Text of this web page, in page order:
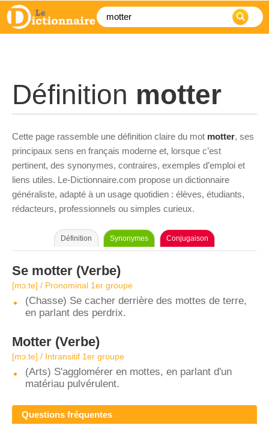
Définition motter
Cette page rassemble une définition claire du mot motter, ses
principaux sens en français moderne et, lorsque c’est
pertinent, des synonymes, contraires, exemples d’emploi et
liens utiles. Le-Dictionnaire.com propose un dictionnaire
généraliste, adapté à un usage quotidien : élèves, étudiants,
rédacteurs, professionnels ou simples curieux.
Définition Synonymes Conjugaison
Se motter (Verbe)
[mɔ.te] / Pronominal 1er groupe
(Chasse) Se cacher derrière des mottes de terre,
en parlant des perdrix.
Motter (Verbe)
[mɔ.te] / Intransitif 1er groupe
(Arts) S'agglomérer en mottes, en parlant d'un
matériau pulvérulent.
Questions fréquentes